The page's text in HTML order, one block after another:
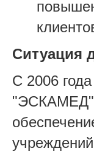
Ситуация
С 2006
"ЭСКАМЕД"